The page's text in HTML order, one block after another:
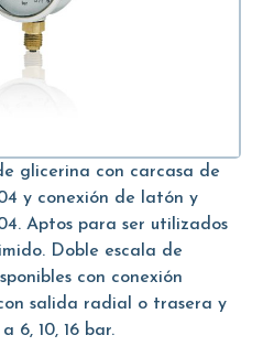
glicerina con carcasa de
y conexión de latón y
Aptos para ser utilizados
Doble escala de
con conexión
salida radial o trasera y
6, 10, 16 bar.